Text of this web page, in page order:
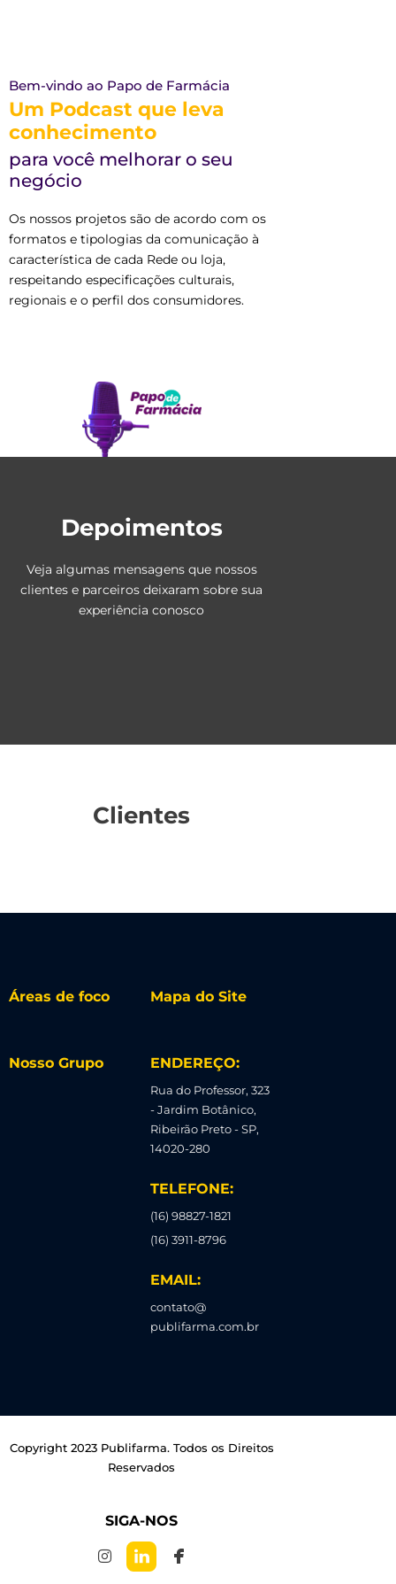
Bem-vindo ao Papo de Farmácia
Um Podcast que leva
conhecimento
para você melhorar o seu
negócio
Os nossos projetos são de acordo com os
formatos e tipologias da comunicação à
característica de cada Rede ou loja,
respeitando especificações culturais,
regionais e o perfil dos consumidores.
Depoimentos
Veja algumas mensagens que nossos
clientes e parceiros deixaram sobre sua
experiência conosco
Clientes
Áreas de foco Mapa do Site
Nosso Grupo ENDEREÇO:
Rua do Professor, 323
- Jardim Botânico,
Ribeirão Preto - SP,
14020-280
TELEFONE:
(16) 98827-1821
(16) 3911-8796
EMAIL:
contato@
publifarma.com.br
Copyright 2023 Publifarma. Todos os Direitos
Reservados
SIGA-NOS